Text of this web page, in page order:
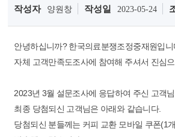
작성자 양원창 작성일 2023-05-24
안녕하십니까? 한국의료분쟁조정중재원입니
자체 고객만족도조사에 참여해 주셔서 진심
2023년 3월 설문조사에 응답하여 주신 고객
최종 당첨되신 고객님은 아래와 같습니다.
당첨되신 분들께는 커피 교환 모바일 쿠폰(1